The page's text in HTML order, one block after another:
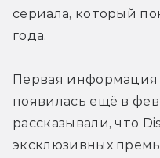
сериала, который
года.
Первая
появилась ещё в
рассказывали, что
эксклюзивных